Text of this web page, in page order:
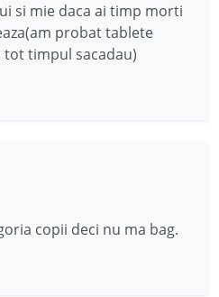
si mie daca ai timp morti
probat tablete
tot timpul sacadau)
copii deci nu ma bag.